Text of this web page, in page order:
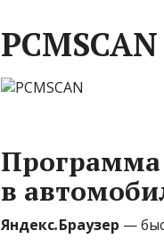
PCMSCAN
Программа
в
Яндекс.Браузер —